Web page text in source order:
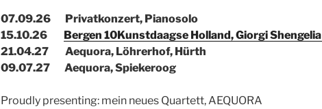
07.09.26 Privatkonzert, Pianosolo
15.10.26 Bergen 10Kunstdaagse Holland, Giorgi Shengelia
21.04.27 Aequora, Löhrerhof, Hürth
09.07.27 Aequora, Spiekeroog
Proudly presenting: mein neues Quartett, AEQUORA